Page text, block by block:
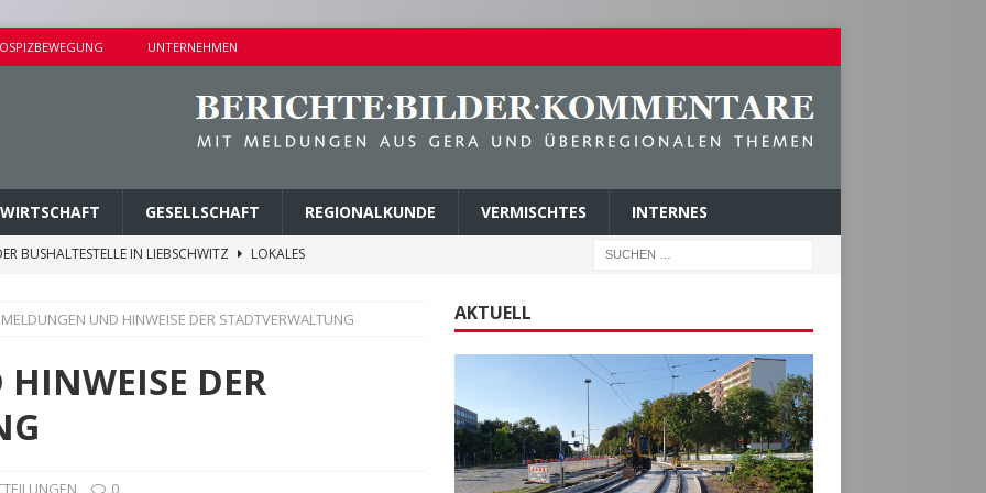
UNTERNEHMEN
WIRTSCHAFT GESELLSCHAFT REGIONALKUNDE VERMISCHTES INTERNES
BUSHALTESTELLE IN LIEBSCHWITZ
LOKALES
ERMITTLUNGSERFOLG
POLIZEIBERICHTE
UND KINDERSITZ GESTOHLEN
POLIZEIBERICHTE
MELDUNGEN UND HINWEISE DER STADTVERWALTUNG
DER
0
AKTUELL